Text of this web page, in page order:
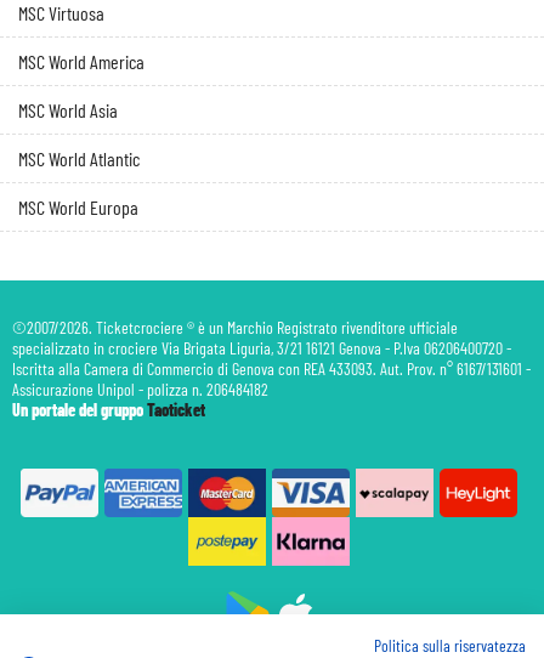
MSC Virtuosa
MSC World America
MSC World Asia
MSC World Atlantic
MSC World Europa
©2007/2026. Ticketcrociere ® è un Marchio Registrato rivenditore ufficiale
specializzato in crociere Via Brigata Liguria, 3/21 16121 Genova - P.Iva 06206400720 -
Iscritta alla Camera di Commercio di Genova con REA 433093. Aut. Prov. n° 6167/131601 -
Assicurazione Unipol - polizza n. 206484182
Un portale del gruppoTaoticket
Politica sulla riservatezza